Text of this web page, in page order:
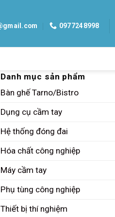
0977248998
Danh mục sản phẩm
Bàn ghế Tarno/Bistro
Dụng cụ cầm tay
Hệ thống đóng đai
Hóa chất công nghiệp
Máy cầm tay
Phụ tùng công nghiệp
Thiết bị thí nghiệm